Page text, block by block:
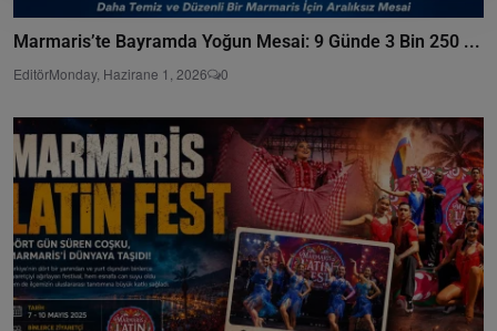
Marmaris’te Bayramda Yoğun Mesai: 9 Günde 3 Bin 250 ...
EditörMonday, Hazirane 1, 2026 0